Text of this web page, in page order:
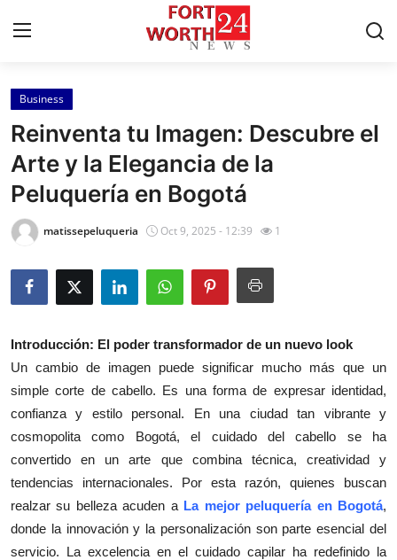
Home
Contact
Press Release
Privacy Policy
About
Submit Press Release
Health
Guest Posting
Advertise with US
Crypto
Business
Reinventa tu Imagen: Descubre el
Arte y la Elegancia de la
Peluquería en Bogotá
matissepeluqueria Oct 9, 2025 - 12:39 1
Introducción: El poder transformador de un nuevo look
Un cambio de imagen puede significar mucho más que un
simple corte de cabello. Es una forma de expresar identidad,
confianza y estilo personal. En una ciudad tan vibrante y
cosmopolita como Bogotá, el cuidado del cabello se ha
convertido en un arte que combina técnica, creatividad y
tendencias internacionales. Por esta razón, quienes buscan
realzar su belleza acuden a La mejor peluquería en Bogotá,
donde la innovación y la personalización son parte esencial del
servicio. La excelencia en el cuidado capilar ha redefinido la